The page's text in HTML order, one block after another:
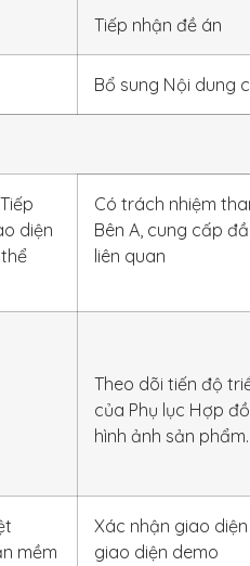
Tiếp nhận đề án
Bổ sung Nội dung
diện
Có trách nhiệm
Bên A, cung cấp
liên quan
Theo dõi tiến độ
của Phụ lục Hợp
hình ảnh sản
mềm
Xác nhận giao
giao diện demo